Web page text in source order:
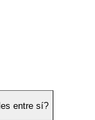
entre sí?